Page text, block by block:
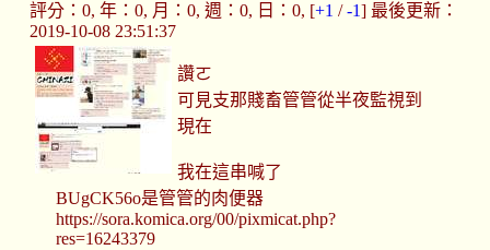
評分：0, 年：0, 月：0, 週：0, 日：0, [+1 /-1] 最後更新：
2019-10-08 23:51:37
讚ㄛ
可見支那賤畜管管從半夜監視到
現在
我在這串喊了
BUgCK56o是管管的肉便器
https://sora.komica.org/00/pixmicat.php?
res=16243379